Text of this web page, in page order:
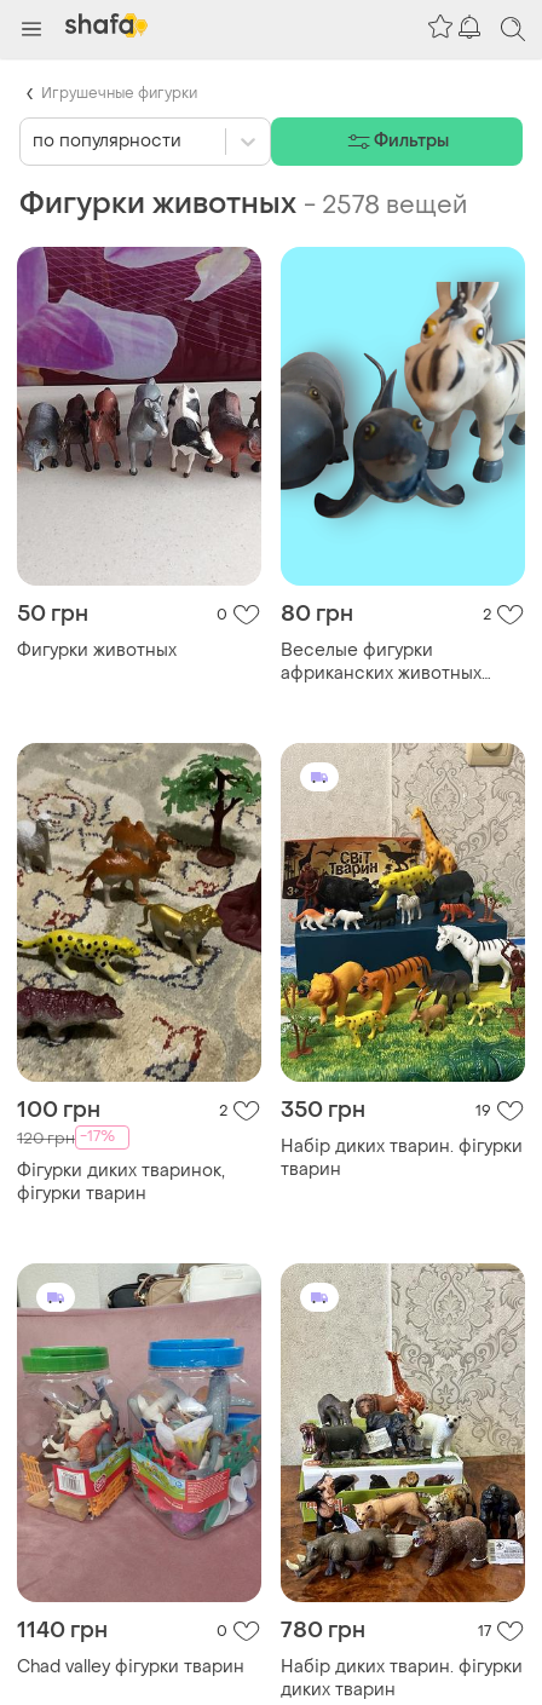
Фигурки животных - 2578 вещей
50 грн 0
Фигурки животных
80 грн 2
Веселые фигурки
африканских животных
100 грн 2
120 грн -17%
Фігурки диких тваринок,
фігурки тварин
350 грн 19
Набір диких тварин. фігурки
тварин
1140 грн 0
Chad valley фігурки тварин
780 грн 17
Набір диких тварин. фігурки
диких тварин
по популярности Фильтры
Игрушечные фигурки